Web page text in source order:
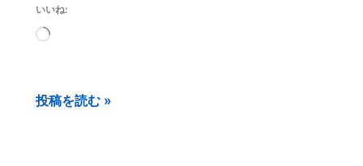
いいね:
読
み
be
be
投稿を読む »